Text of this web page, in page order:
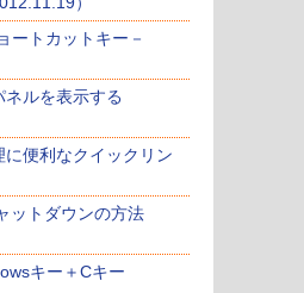
ートカットキー－
ルを表示する
便利なクイックリン
ットダウンの方法
キー＋Cキー